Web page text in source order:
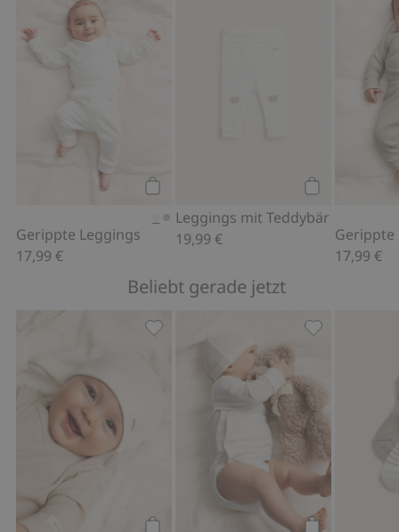
Gerippte Leggings
17,99 €
Gerippte Leggings, Zu Favoriten
Leggings mit Teddybär
19,99 €
Leggings
Gerippte
17,99 €
Beliebt gerade jetzt
Mütze mit Ohren, Zu Favoriten